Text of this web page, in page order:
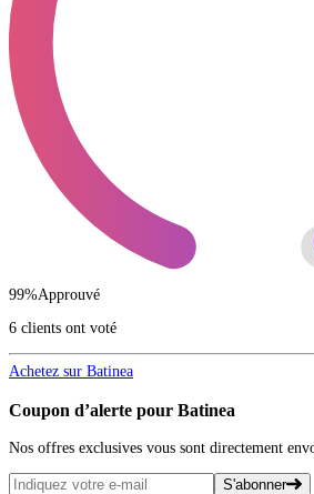
99%Approuvé
6 clients ont voté
Achetez sur Batinea
Coupon d’alerte pour Batinea
Nos offres exclusives vous sont directement
S'abonner